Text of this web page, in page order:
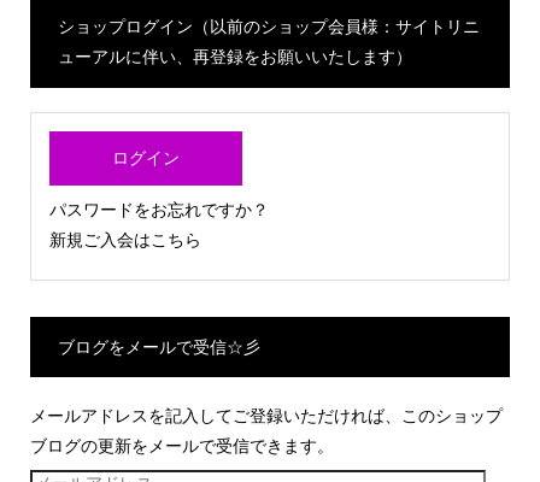
ショップログイン（以前のショップ会員様：サイトリニ
ューアルに伴い、再登録をお願いいたします）
ログイン
パスワードをお忘れですか？
新規ご入会はこちら
ブログをメールで受信☆彡
メールアドレスを記入してご登録いただければ、このショップ
ブログの更新をメールで受信できます。